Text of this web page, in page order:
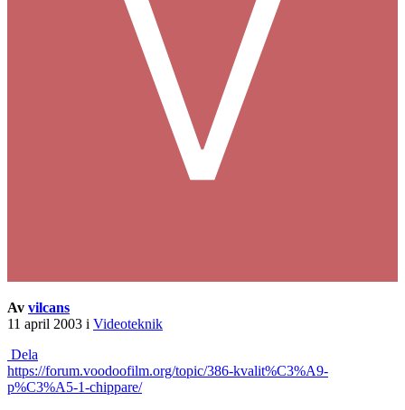
Av vilcans
11 april 2003 i Videoteknik
Dela
https://forum.voodoofilm.org/topic/386-kvalit%C3%A9-
p%C3%A5-1-chippare/